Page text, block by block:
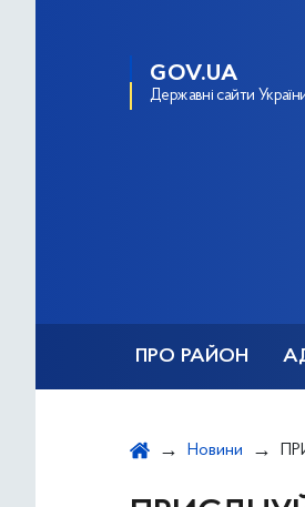
GOV.UA
Державні сайти
ПРО РАЙОН
Новини